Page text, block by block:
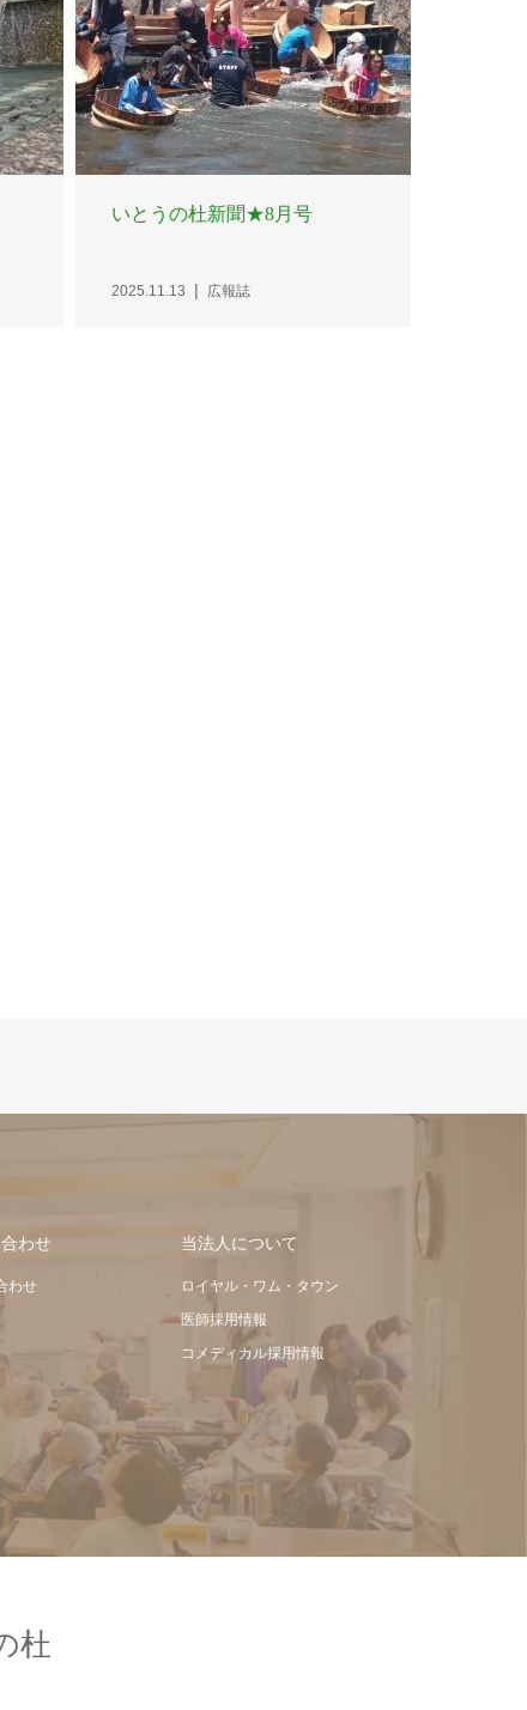
いとうの杜新聞★8月号
2025.11.13 広報誌
わせ
わせ
当法人について
ロイヤル・ワム・タウン
医師採用情報
コメディカル採用情報
杜